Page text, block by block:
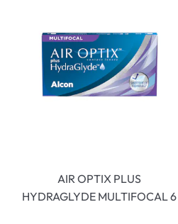
AIR OPTIX PLUS
HYDRAGLYDE MULTIFOCAL 6